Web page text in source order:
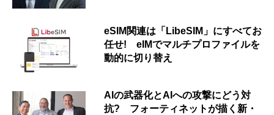
eSIM関連は「LibeSIM」にすべてお
任せ! eIMでマルチプロファイルを
動的に切り替え
AIの武器化とAIへの攻撃にどう対
抗? フォーティネットが描く新・